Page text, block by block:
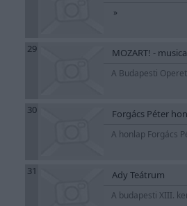
»
29 MOZART! -
A Budapesti
30 Forgács Péter
A honlap Forgács
31 Ady Teátrum
A budapesti XIII.